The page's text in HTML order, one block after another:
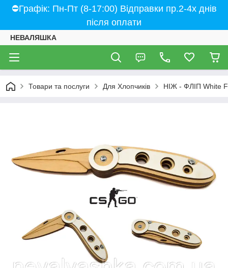
⛔Графік: Пн-Пт (8-17:00) Відправки пр.2-4х днів
після оплати
НЕВАЛЯШКА
Товари та послуги Для Хлопчиків НІЖ - ФЛІП White